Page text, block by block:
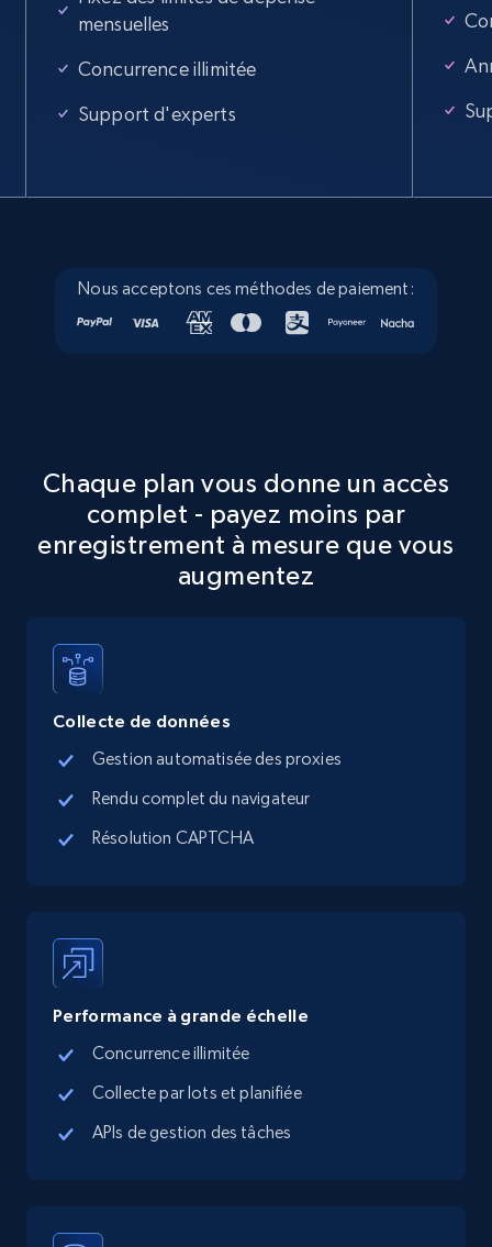
mensuelles
Concurrence illimitée
Support d'experts
Nous acceptons ces méthodes de paiement:
Chaque plan vous donne un accès
complet - payez moins par
enregistrement à mesure que vous
augmentez
Collecte de données
Gestion automatisée des proxies
Rendu complet du navigateur
Résolution CAPTCHA
Performance à grande échelle
Concurrence illimitée
Collecte par lots et planifiée
APIs de gestion des tâches